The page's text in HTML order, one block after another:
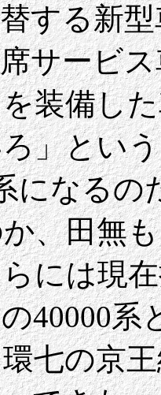
する新
サービ
装備し
」とい
になる
、田無
には現
40000
七の京